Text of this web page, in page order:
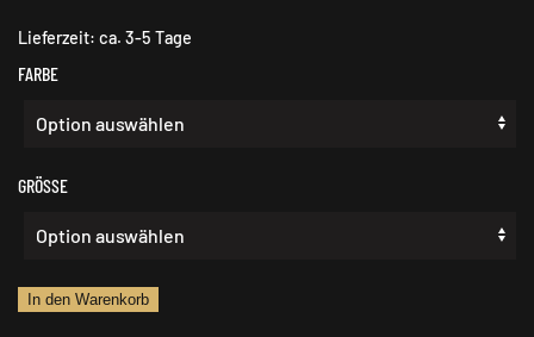
Lieferzeit: ca. 3-5 Tage
FARBE
GRÖSSE
Pinewood
In den Warenkorb